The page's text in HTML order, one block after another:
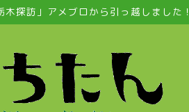
木探訪」アメブロから引っ越しました！